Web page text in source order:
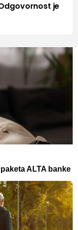
je
ALTA banke